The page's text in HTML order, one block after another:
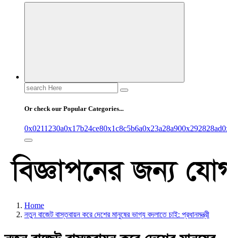
বাংলা নিউজ পেপার
Search
for:
Or check our Popular Categories...
0x0211230a0x17b24ce80x1c8c5b6a0x23a28a900x292828ad
Home
নতুন বাজেট বাস্তবায়ন করে দেশের মানুষের ভাগ্য বদলাতে চাই: প্রধানমন্ত্রী